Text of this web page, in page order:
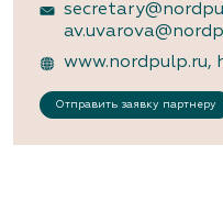
www.nordpulp.ru,
Отправить заявку партнеру